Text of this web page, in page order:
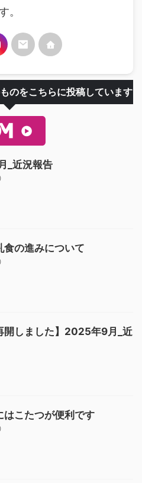
。
のをこちらに投稿しています
_近況報告
食の進みについて
開しました】2025年9月_近
はこたつが便利です